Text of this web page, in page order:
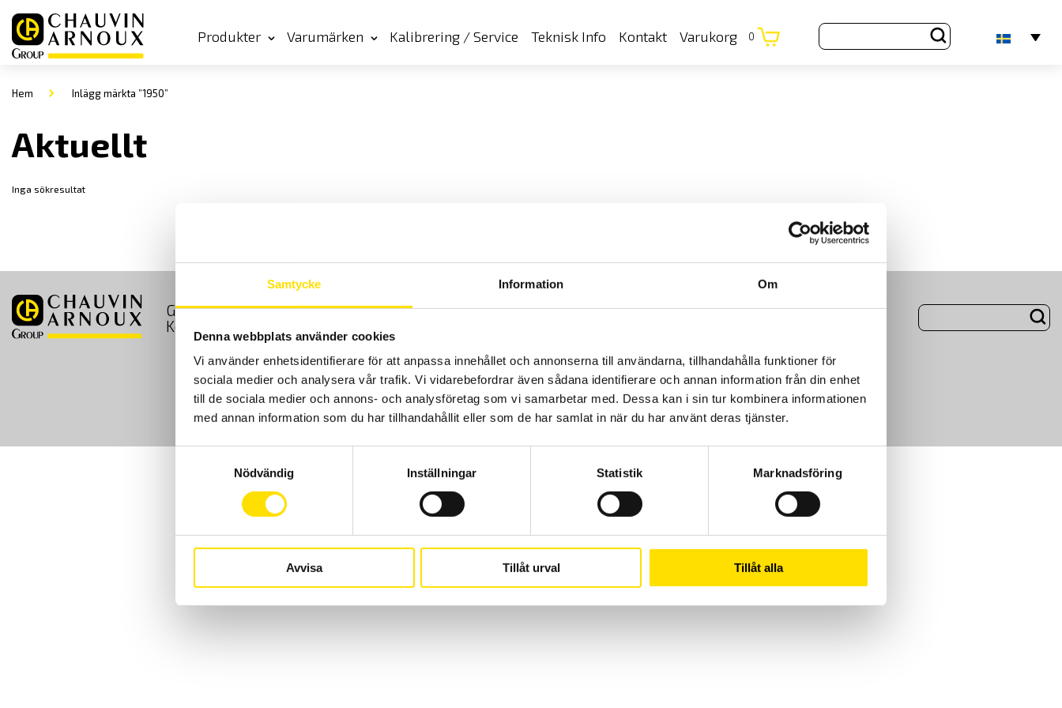
Samtycke Information Om
Denna webbplats använder cookies
Vi använder enhetsidentifierare för att anpassa innehållet och annonserna till användarna, tillhandahålla funktioner för
sociala medier och analysera vår trafik. Vi vidarebefordrar även sådana identifierare och annan information från din enhet
till de sociala medier och annons- och analysföretag som vi samarbetar med. Dessa kan i sin tur kombinera informationen
med annan information som du har tillhandahållit eller som de har samlat in när du har använt deras tjänster.
Nödvändig
Inställningar Statistik Marknadsföring
Avvisa Tillåt urval Tillåt alla
Produkter Varumärken Kalibrering / Service Teknisk Info Kontakt Varukorg 0
Hem Inlägg märkta ”1950”
Aktuellt
Inga sökresultat
GDPR Köpvillkor Cookies Klagomål Kundundersökning
Om Oss
Kontakt
CA Mätsystem AB
Sjöflygvägen 35
183 62 Täby
08-50 52 68 00
info@camatsystem.com